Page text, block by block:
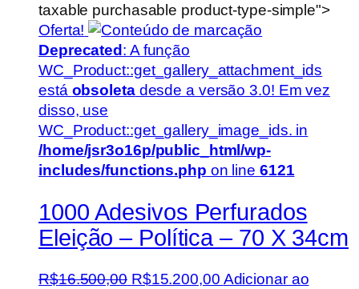
taxable purchasable product-type-simple">
Oferta!
Deprecated : A função
WC_Product::get_gallery_attachment_ids
está obsoletadesde a versão 3.0! Em vez
disso, use
WC_Product::get_gallery_image_ids. in
/home/jsr3o16p/public_html/wp-
includes/functions.php on line 6121
1000 Adesivos Perfurados
Eleição – Política – 70 X 34cm
R$16.500,00 O
R$15.200,00O
Adicionar ao